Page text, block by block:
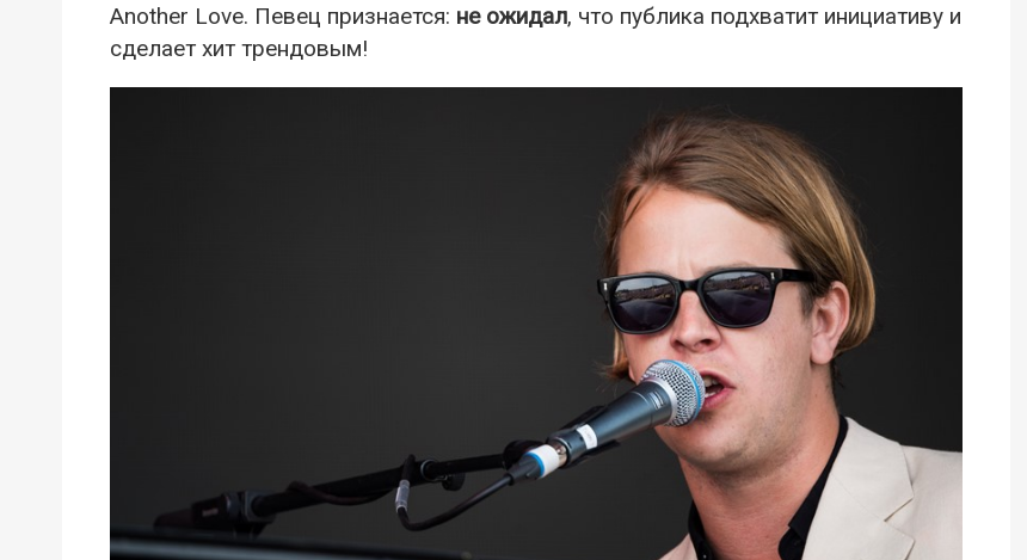
Another Love. Певец признается: не ожидал, что публика подхватит инициативу и
сделает хит трендовым!